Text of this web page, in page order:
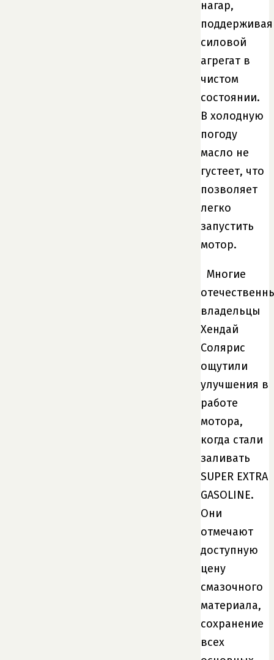
нагар,
поддерживая
силовой
агрегат в
чистом
состоянии.
В холодную
погоду
масло не
густеет, что
позволяет
легко
запустить
мотор.
Многие
владельцы
Хендай
Солярис
ощутили
улучшения в
работе
мотора,
когда стали
заливать
SUPER EXTRA
GASOLINE.
Они
отмечают
доступную
цену
смазочного
материала,
сохранение
всех